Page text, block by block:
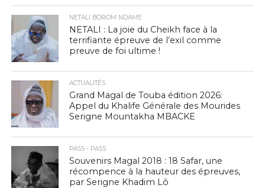
NETALI BOROM NDAME
NETALI : La joie du Cheikh face à la
terrifiante épreuve de l’exil comme
preuve de foi ultime !
ACTUALITÉS
Grand Magal de Touba édition 2026:
Appel du Khalife Générale des Mourides
Serigne Mountakha MBACKE
PASS - PASS
Souvenirs Magal 2018 : 18 Safar, une
récompence à la hauteur des épreuves,
par Serigne Khadim Lô